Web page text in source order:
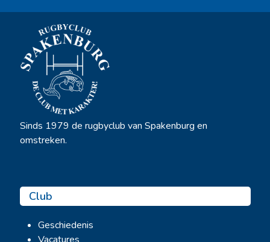
Sinds 1979 de rugbyclub van Spakenburg en
omstreken.
Club
Geschiedenis